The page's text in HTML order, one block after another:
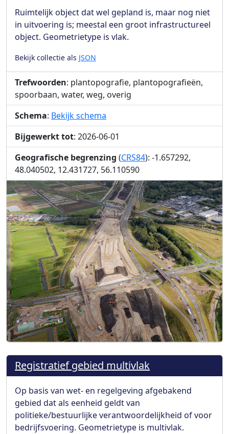
Ruimtelijk object dat wel gepland is, maar nog niet
in uitvoering is; meestal een groot infrastructureel
object. Geometrietype is vlak.
Bekijk collectie als JSON
Trefwoorden: plantopografie, plantopografieën,
spoorbaan, water, weg, overig
Schema: Bekijk schema
Bijgewerkt tot: 2026-06-01
Geografische begrenzing (CRS84): -1.657292,
48.040502, 12.431727, 56.110590
Registratief gebied multivlak
Op basis van wet- en regelgeving afgebakend
gebied dat als eenheid geldt van
politieke/bestuurlijke verantwoordelijkheid of voor
bedrijfsvoering. Geometrietype is multivlak.